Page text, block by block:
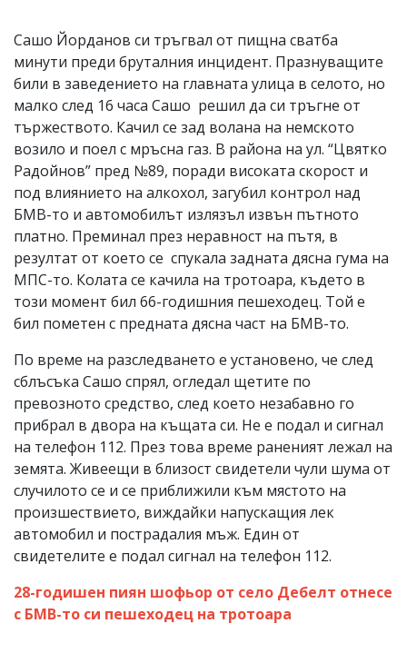
Сашо Йорданов си тръгвал от пищна сватба
минути преди бруталния инцидент. Празнуващите
били в заведението на главната улица в селото, но
малко след 16 часа Сашо решил да си тръгне от
тържеството. Качил се зад волана на немското
возило и поел с мръсна газ. В района на ул. “Цвятко
Радойнов” пред №89, поради високата скорост и
под влиянието на алкохол, загубил контрол над
БМВ-то и автомобилът излязъл извън пътното
платно. Преминал през неравност на пътя, в
резултат от което се спукала задната дясна гума на
МПС-то. Колата се качила на тротоара, където в
този момент бил 66-годишния пешеходец. Той е
бил пометен с предната дясна част на БМВ-то.
По време на разследването е установено, че след
сблъсъка Сашо спрял, огледал щетите по
превозното средство, след което незабавно го
прибрал в двора на къщата си. Не е подал и сигнал
на телефон 112. През това време раненият лежал на
земята. Живеещи в близост свидетели чули шума от
случилото се и се приближили към мястото на
произшествието, виждайки напускащия лек
автомобил и пострадалия мъж. Един от
свидетелите е подал сигнал на телефон 112.
28-годишен пиян шофьор от село Дебелт отнесе
с БМВ-то си пешеходец на тротоара